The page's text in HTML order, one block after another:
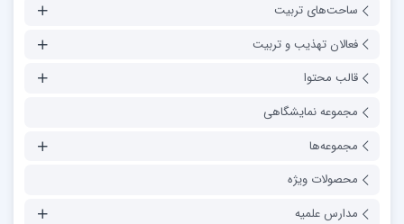
ساحت‌های تربیت
فعالان تهذیب و تربیت
قالب محتوا
مجموعه نمایشگاهی
مجموعه‌ها
محصولات ویژه
مدارس علمیه